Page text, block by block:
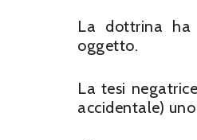
La dottrina ha
oggetto.
La tesi
accidentale)